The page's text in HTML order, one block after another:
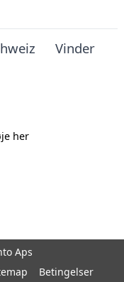
Vinder
her
Aps
Betingelser